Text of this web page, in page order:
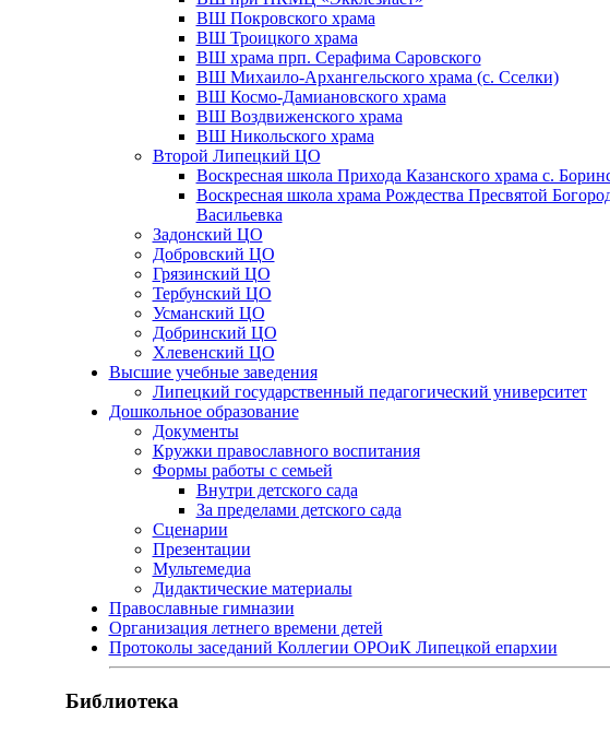
ВШ Покровского храма
ВШ Троицкого храма
ВШ храма прп. Серафима Саровского
ВШ Михаило-Архангельского храма (с. Сселки)
ВШ Космо-Дамиановского храма
ВШ Воздвиженского храма
ВШ Никольского храма
Второй Липецкий ЦО
Воскресная школа Прихода Казанского храма с.
Воскресная школа храма Рождества Пресвятой
Васильевка
Задонский ЦО
Добровский ЦО
Грязинский ЦО
Тербунский ЦО
Усманский ЦО
Добринский ЦО
Хлевенский ЦО
Высшие учебные заведения
Липецкий государственный педагогический университет
Дошкольное образование
Документы
Кружки православного воспитания
Формы работы с семьей
Внутри детского сада
За пределами детского сада
Сценарии
Презентации
Мультемедиа
Дидактические материалы
Православные гимназии
Организация летнего времени детей
Протоколы заседаний Коллегии ОРОиК Липецкой епархии
Библиотека